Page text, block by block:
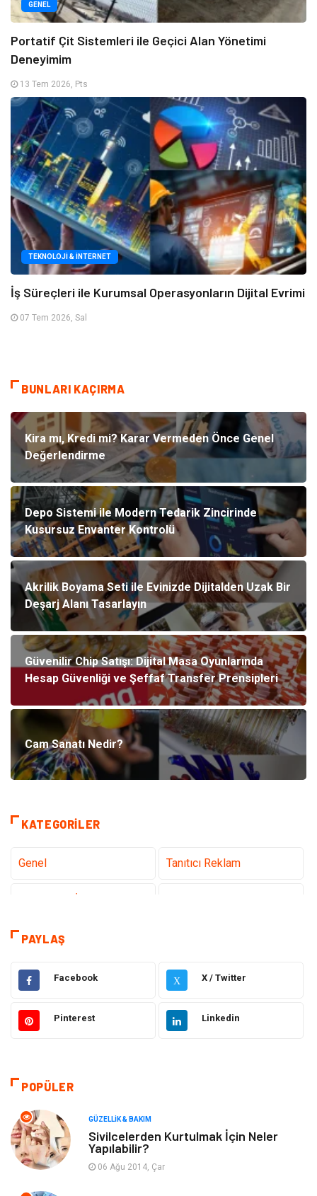
GENEL
Portatif Çit Sistemleri ile Geçici Alan Yönetimi
Deneyimim
13 Tem 2026, Pts
TEKNOLOJI & İNTERNET
İş Süreçleri ile Kurumsal Operasyonların Dijital Evrimi
07 Tem 2026, Sal
BUNLARI KAÇIRMA
Kira mı, Kredi mi? Karar Vermeden Önce Genel
Değerlendirme
Depo Sistemi ile Modern Tedarik Zincirinde
Kusursuz Envanter Kontrolü
Akrilik Boyama Seti ile Evinizde Dijitalden Uzak Bir
Deşarj Alanı Tasarlayın
Güvenilir Chip Satışı: Dijital Masa Oyunlarında
Hesap Güvenliği ve Şeffaf Transfer Prensipleri
Cam Sanatı Nedir?
KATEGORILER
Genel Tanıtıcı Reklam
Eğitim & Kariyer
Gündem Hukuk
Moda Sağlıklı Yaşam
Bilgisayar & Yazılım
Makine
Giyim
Yeme & İçme
PAYLAŞ
Facebook X X / Twitter
Pinterest Linkedin
POPÜLER
GÜZELLIK & BAKIM
Sivilcelerden Kurtulmak İçin Neler
Yapılabilir?
06 Ağu 2014, Çar